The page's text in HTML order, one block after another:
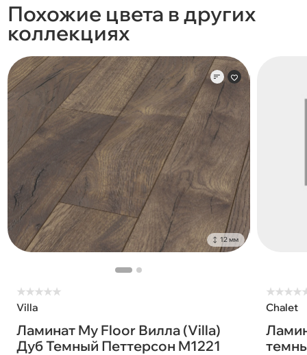
Похожие цвета в других
коллекциях
12 мм
★★★★★
Villa
Ламинат My Floor Вилла (Villa)
Дуб Темный Петтерсон M1221
★★★★
Chalet